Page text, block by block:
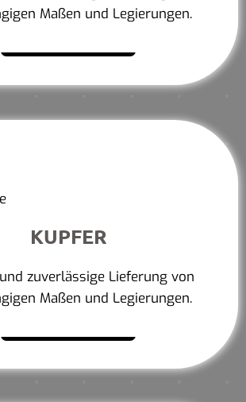
Maßen und Legierungen.
KUPFER
zuverlässige Lieferung von
Maßen und Legierungen.